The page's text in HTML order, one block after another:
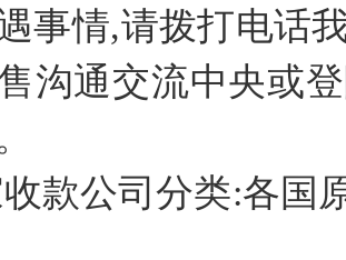
事情,请拨打电话
沟通交流中央或
款公司分类:各国